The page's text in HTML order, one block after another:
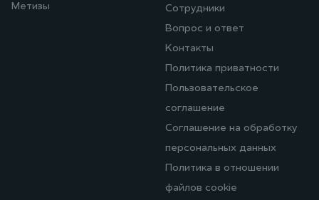
Метизы
Сотрудники
Вопрос и ответ
Контакты
Политика приватности
Пользовательское
соглашение
Соглашение на обработку
персональных данных
Политика в отношении
файлов cookie